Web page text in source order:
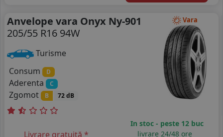
Vara
Anvelope vara Onyx Ny-901
205/55 R16 94W
Turisme
Consum
D
Aderenta C
Zgomot B 72 dB
Livrare gratuită *
In stoc - peste 12 buc
livrare 24/48 ore